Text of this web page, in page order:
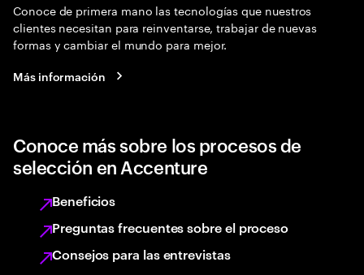
Conoce de primera mano las tecnologías que nuestros
clientes necesitan para reinventarse, trabajar de nuevas
formas y cambiar el mundo para mejor.
Más información
Conoce más sobre los procesos de
selección en Accenture
Beneficios
Preguntas frecuentes sobre el proceso
Consejos para las entrevistas